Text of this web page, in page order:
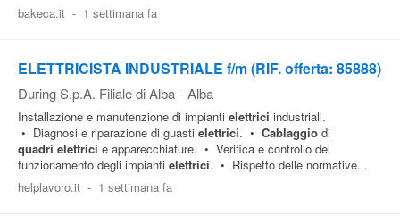
bakeca.it - 1 settimana fa
ELETTRICISTA INDUSTRIALE f/m (RIF. offerta: 85888)
During S.p.A. Filiale di Alba - Alba
Installazione e manutenzione di impianti elettrici industriali.
• Diagnosi e riparazione di guasti elettrici. • Cablaggio di
quadri elettrici e apparecchiature. • Verifica e controllo del
funzionamento degli impianti elettrici. • Rispetto delle normative...
helplavoro.it - 1 settimana fa